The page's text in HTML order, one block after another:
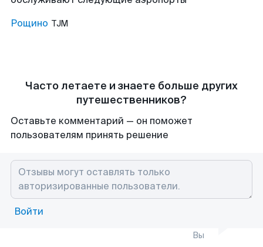
Рощино TJM
Часто летаете и знаете больше других
путешественников?
Оставьте комментарий — он поможет
пользователям принять решение
Войти
Вы